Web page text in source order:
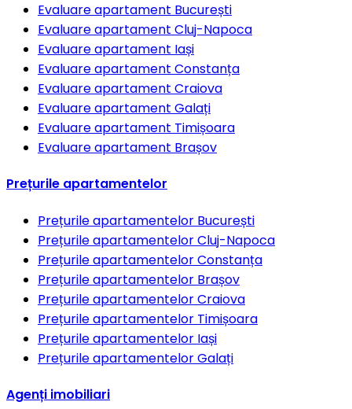
Evaluare apartament București
Evaluare apartament Cluj-Napoca
Evaluare apartament Iași
Evaluare apartament Constanța
Evaluare apartament Craiova
Evaluare apartament Galați
Evaluare apartament Timișoara
Evaluare apartament Brașov
Prețurile apartamentelor
Prețurile apartamentelor București
Prețurile apartamentelorCluj-Napoca
Prețurile apartamentelorConstanța
Prețurile apartamentelor Brașov
Prețurile apartamentelorCraiova
Prețurile apartamentelor Timișoara
Prețurile apartamentelor Iași
Prețurile apartamentelorGalați
Agenți imobiliari